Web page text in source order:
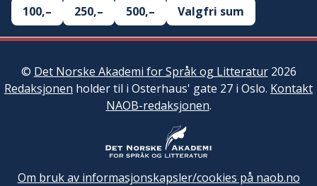
100,–
250,– 500,– Valgfri sum
© Det Norske Akademi for Språk og Litteratur2026
Redaksjonen holder til i Osterhaus' gate 27 i Oslo. Kontakt
NAOB-redaksjonen.
Om bruk av informasjonskapsler/cookies på naob.no